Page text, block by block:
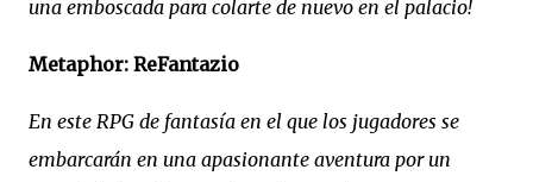
una emboscada para colarte de nuevo en el palacio!
Metaphor: ReFantazio
En este RPG de fantasía en el que los jugadores se
embarcarán en una apasionante aventura por un